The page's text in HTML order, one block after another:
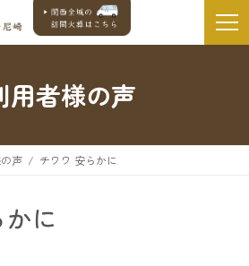
用者様の声
声 チワワ 安らかに
に